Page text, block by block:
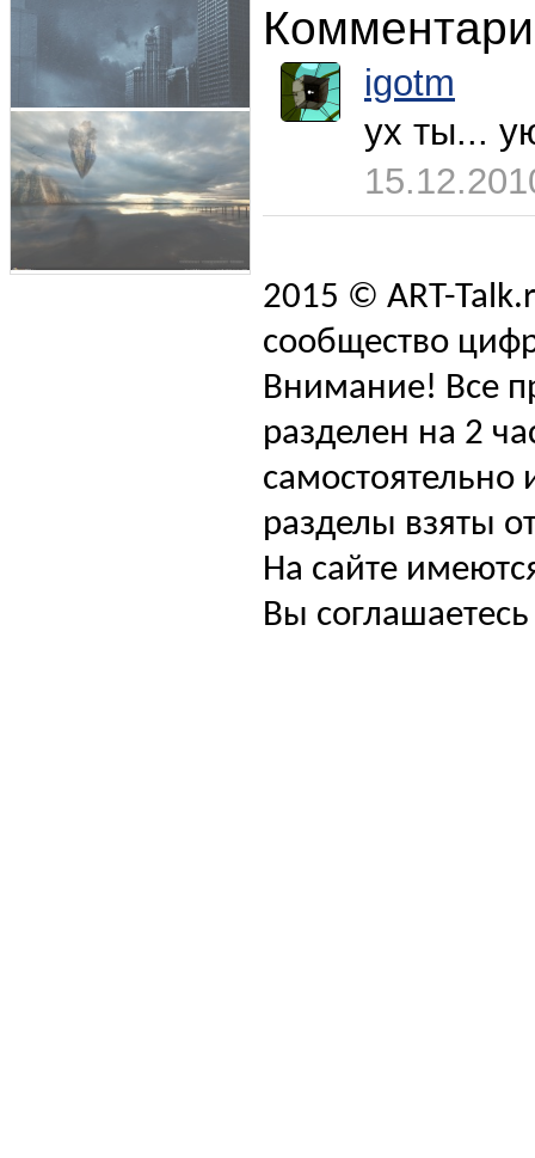
igotm
ух ты...
2015 © ART-
сообщество
Внимание! Все
разделен на 2
самостоятельно
разделы взяты
На сайте
Вы